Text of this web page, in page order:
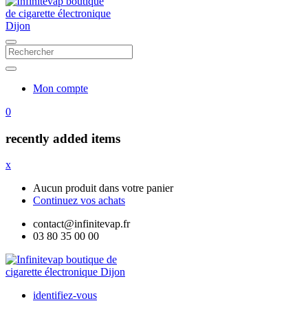
Mon compte
0
recently added items
x
Aucun produit dans votre panier
Continuez vos achats
contact@infinitevap.fr
03 80 35 00 00
identifiez-vous